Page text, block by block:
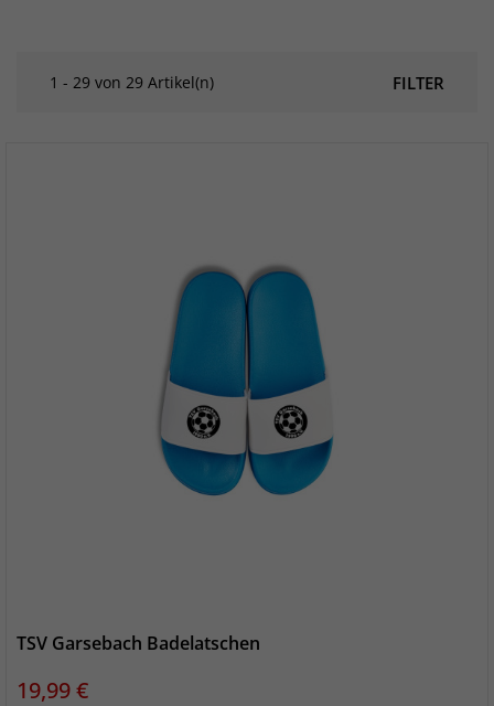
FILTER
1 - 29 von 29 Artikel(n)
TSV Garsebach Badelatschen
Preis
19,99 €